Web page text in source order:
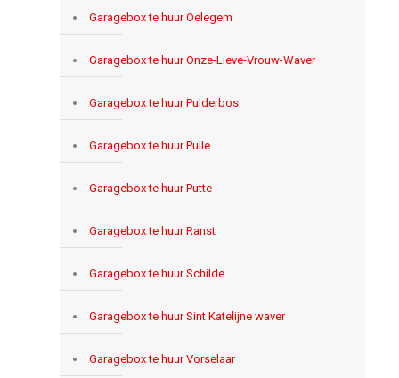
Garagebox te huur Oelegem
Garagebox te huur Onze-Lieve-Vrouw-Waver
Garagebox te huur Pulderbos
Garagebox te huur Pulle
Garagebox te huur Putte
Garagebox te huur Ranst
Garagebox te huur Schilde
Garagebox te huur Sint Katelijne waver
Garagebox te huur Vorselaar